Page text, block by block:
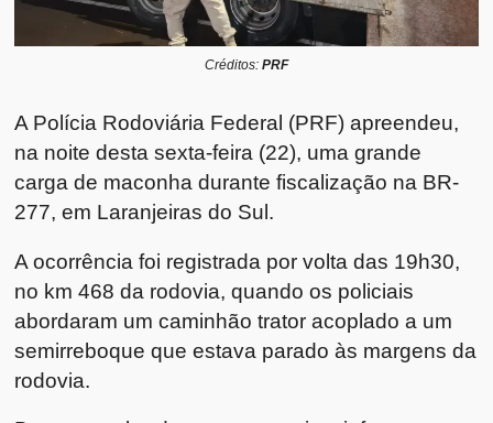
Créditos: PRF
A Polícia Rodoviária Federal (PRF) apreendeu,
na noite desta sexta-feira (22), uma grande
carga de maconha durante fiscalização na BR-
277, em Laranjeiras do Sul.
A ocorrência foi registrada por volta das 19h30,
no km 468 da rodovia, quando os policiais
abordaram um caminhão trator acoplado a um
semirreboque que estava parado às margens da
rodovia.